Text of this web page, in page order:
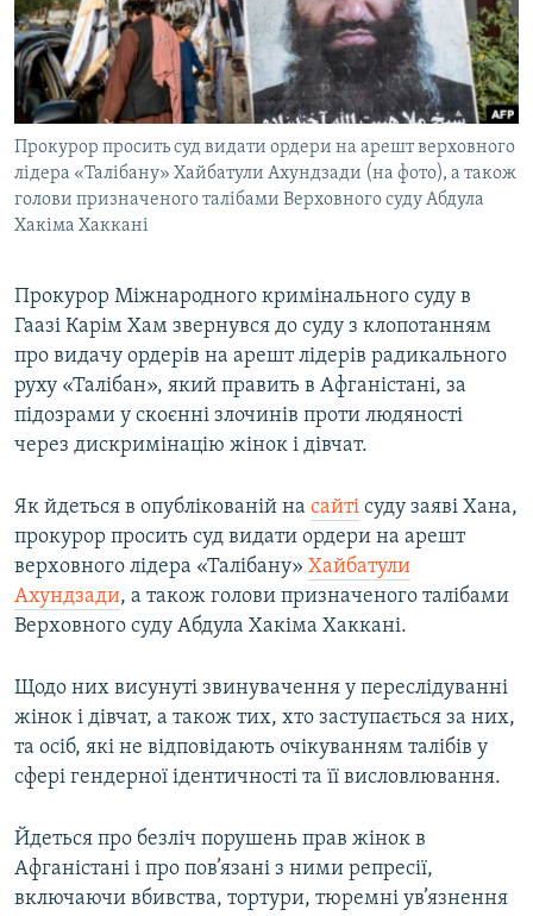
МУЛЬТИМЕДІА
ФОТО
СПЕЦПРОЄКТИ
ПОДКАСТИ
КРИМ РЕАЛІЇ
УКР
КТАТ
ДОЛУЧАЙСЯ!
Усі сайти RFE/RL
Прокурор просить суд видати ордери на арешт верховного
лідера «Талібану» Хайбатули Ахундзади (на фото), а також
голови призначеного талібами Верховного суду Абдула
Хакіма Хаккані
Прокурор Міжнародного кримінального суду в
Гаазі Карім Хам звернувся до суду з клопотанням
про видачу ордерів на арешт лідерів радикального
руху «Талібан», який править в Афганістані, за
підозрами у скоєнні злочинів проти людяності
через дискримінацію жінок і дівчат.
Як йдеться в опублікованій на сайті суду заяві Хана,
прокурор просить суд видати ордери на арешт
верховного лідера «Талібану» Хайбатули
Ахундзади, а також голови призначеного талібами
Верховного суду Абдула Хакіма Хаккані.
Щодо них висунуті звинувачення у переслідуванні
жінок і дівчат, а також тих, хто заступається за них,
та осіб, які не відповідають очікуванням талібів у
сфері гендерної ідентичності та її висловлювання.
Йдеться про безліч порушень прав жінок в
Афганістані і про пов’язані з ними репресії,
включаючи вбивства, тортури, тюремні ув’язнення